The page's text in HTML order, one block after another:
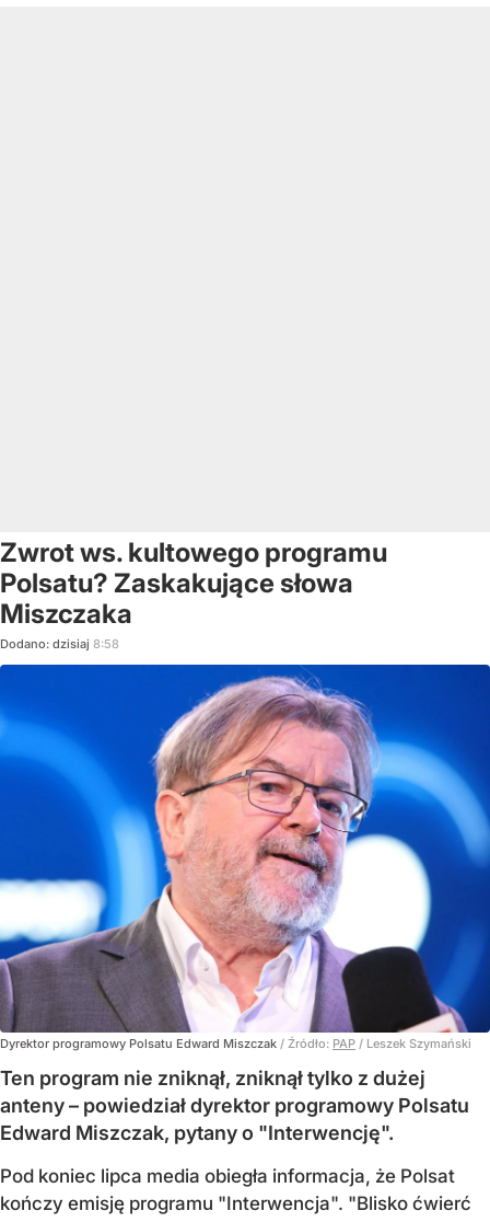
Zwrot ws. kultowego programu
Polsatu? Zaskakujące słowa
Miszczaka
Dodano: dzisiaj 8:58
Dyrektor programowy Polsatu Edward Miszczak / Źródło: PAP / Leszek Szymański
Ten program nie zniknął, zniknął tylko z dużej
anteny – powiedział dyrektor programowy Polsatu
Edward Miszczak, pytany o "Interwencję".
Pod koniec lipca media obiegła informacja, że Polsat
kończy emisję programu "Interwencja". "Blisko ćwierć